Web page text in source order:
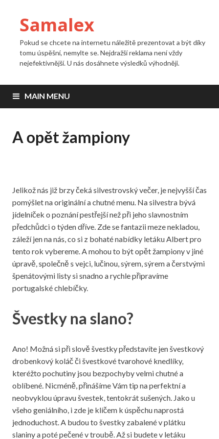
Samalex
Pokud se chcete na internetu náležitě prezentovat a být díky
tomu úspěšní, nemylte se. Nejdražší reklama není vždy
nejefektivnější. U nás dosáhnete výsledků výhodněji.
MAIN MENU
A opět žampiony
Jelikož nás již brzy čeká silvestrovský večer, je nejvyšší čas
pomýšlet na originální a chutné menu. Na silvestra bývá
jídelníček o poznání pestřejší než při jeho slavnostním
předchůdci o týden dříve. Zde se fantazii meze nekladou,
záleží jen na nás, co si z bohaté nabídky letáku Albertpro
tento rok vybereme. A mohou to být opět žampiony v jiné
úpravě, společně s vejci, lučinou, sýrem, sýrem a čerstvými
špenátovými listy si snadno a rychle připravíme
portugalské chlebíčky.
Švestky na slano?
Ano! Možná si při slově švestky představíte jen švestkový
drobenkový koláč či švestkové tvarohové knedlíky,
kteréžto pochutiny jsou bezpochyby velmi chutné a
oblíbené. Nicméně, přinášíme Vám tip na perfektní a
neobvyklou úpravu švestek, tentokrát sušených. Jako u
všeho geniálního, i zde je klíčem k úspěchu naprostá
jednoduchost. A budou to švestky zabalené v plátku
slaniny a poté pečené v troubě. Až si budete v letáku